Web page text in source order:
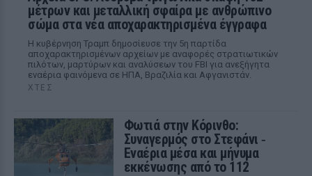
μέτρων και μεταλλική σφαίρα με ανθρώπινο
σώμα στα νέα αποχαρακτηρισμένα έγγραφα
Η κυβέρνηση Τραμπ δημοσίευσε την 5η παρτίδα
αποχαρακτηρισμένων αρχείων με αναφορές στρατιωτικών
πιλότων, μαρτύρων και αναλύσεων του FBI για ανεξήγητα
εναέρια φαινόμενα σε ΗΠΑ, Βραζιλία και Αφγανιστάν.
ΧΤΕΣ
Φωτιά στην Κόρινθο:
Συναγερμός στο Στεφάνι ‑
Εναέρια μέσα και μήνυμα
εκκένωσης από το 112